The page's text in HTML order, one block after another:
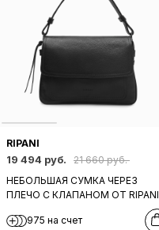
RIPANI
19 494 руб.
21 660 руб.
НЕБОЛЬШАЯ СУМКА ЧЕРЕЗ
ПЛЕЧО С КЛАПАНОМ ОТ RIPANI
КОЖИ975 на счет